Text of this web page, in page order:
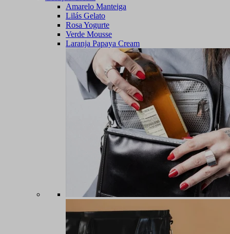
Amarelo Manteiga
Lilás Gelato
Rosa Yogurte
Verde Mousse
Laranja Papaya Cream